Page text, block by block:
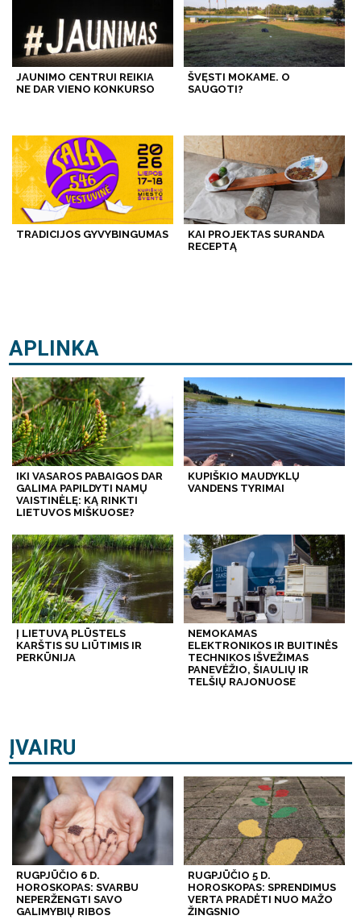
JAUNIMO CENTRUI REIKIA
NE DAR VIENO KONKURSO
ŠVĘSTI MOKAME. O
SAUGOTI?
TRADICIJOS GYVYBINGUMAS
KAI PROJEKTAS SURANDA
RECEPTĄ
APLINKA
IKI VASAROS PABAIGOS DAR
GALIMA PAPILDYTI NAMŲ
VAISTINĖLĘ: KĄ RINKTI
LIETUVOS MIŠKUOSE?
KUPIŠKIO MAUDYKLŲ
VANDENS TYRIMAI
Į LIETUVĄ PLŪSTELS
KARŠTIS SU LIŪTIMIS IR
PERKŪNIJA
NEMOKAMAS
ELEKTRONIKOS IR BUITINĖS
TECHNIKOS IŠVEŽIMAS
PANEVĖŽIO, ŠIAULIŲ IR
TELŠIŲ RAJONUOSE
ĮVAIRU
RUGPJŪČIO 6 D.
HOROSKOPAS: SVARBU
NEPERŽENGTI SAVO
GALIMYBIŲ RIBOS
RUGPJŪČIO 5 D.
HOROSKOPAS: SPRENDIMUS
VERTA PRADĖTI NUO MAŽO
ŽINGSNIO